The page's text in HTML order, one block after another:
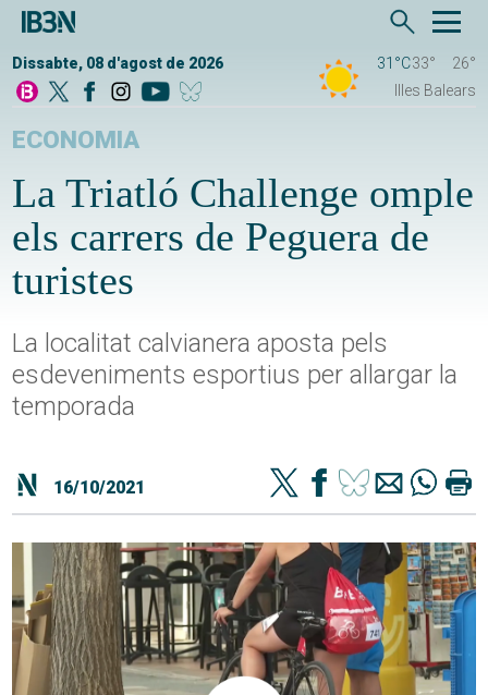
Dissabte, 08 d'agost de 2026 31°C33°
26°
Illes Balears
ECONOMIA
La Triatló Challenge omple
els carrers de Peguera de
turistes
La localitat calvianera aposta pels
esdeveniments esportius per allargar la
temporada
16/10/2021